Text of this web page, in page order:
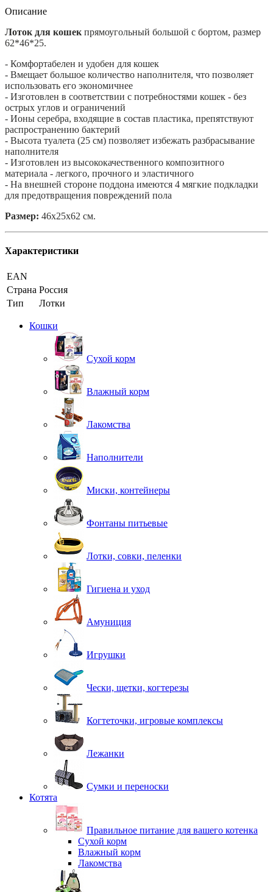
Описание
Лоток для кошек прямоугольный большой с бортом, размер
62*46*25.
- Комфортабелен и удобен для кошек
- Вмещает большое количество наполнителя, что позволяет
использовать его экономичнее
- Изготовлен в соответствии с потребностями кошек - без
острых углов и ограничений
- Ионы серебра, входящие в состав пластика, препятствуют
распространению бактерий
- Высота туалета (25 см) позволяет избежать разбрасывание
наполнителя
- Изготовлен из высококачественного композитного
материала - легкого, прочного и эластичного
- На внешней стороне поддона имеются 4 мягкие подкладки
для предотвращения повреждений пола
Размер: 46х25х62 см.
Характеристики
EAN
Страна Россия
Тип
Лотки
Кошки
Сухой корм
Влажный корм
Лакомства
Наполнители
Миски, контейнеры
Фонтаны питьевые
Лотки, совки, пеленки
Гигиена и уход
Амуниция
Игрушки
Чески, щетки, когтерезы
Когтеточки, игровые комплексы
Лежанки
Сумки и переноски
Котята
Правильное питание для вашего котенка
Сухой корм
Влажный корм
Лакомства